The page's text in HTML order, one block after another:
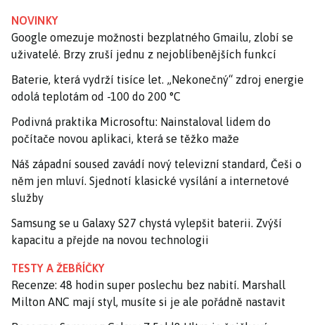
NOVINKY
Google omezuje možnosti bezplatného Gmailu, zlobí se
uživatelé. Brzy zruší jednu z nejoblíbenějších funkcí
Baterie, která vydrží tisíce let. „Nekonečný“ zdroj energie
odolá teplotám od -100 do 200 °C
Podivná praktika Microsoftu: Nainstaloval lidem do
počítače novou aplikaci, která se těžko maže
Náš západní soused zavádí nový televizní standard, Češi o
něm jen mluví. Sjednotí klasické vysílání a internetové
služby
Samsung se u Galaxy S27 chystá vylepšit baterii. Zvýší
kapacitu a přejde na novou technologii
TESTY A ŽEBŘÍČKY
Recenze: 48 hodin super poslechu bez nabití. Marshall
Milton ANC mají styl, musíte si je ale pořádně nastavit